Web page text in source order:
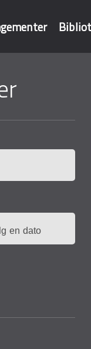
i våre databaser